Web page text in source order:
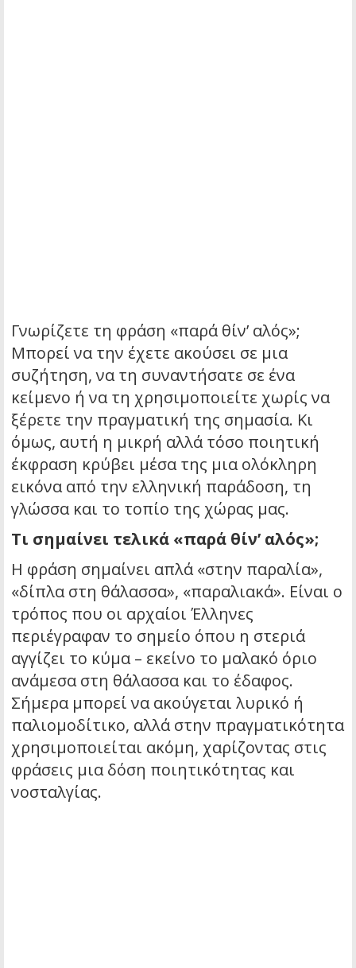
Γνωρίζετε τη φράση «παρά θίν’ αλός»;
Μπορεί να την έχετε ακούσει σε μια
συζήτηση, να τη συναντήσατε σε ένα
κείμενο ή να τη χρησιμοποιείτε χωρίς να
ξέρετε την πραγματική της σημασία. Κι
όμως, αυτή η μικρή αλλά τόσο ποιητική
έκφραση κρύβει μέσα της μια ολόκληρη
εικόνα από την ελληνική παράδοση, τη
γλώσσα και το τοπίο της χώρας μας.
Τι σημαίνει τελικά «παρά θίν’ αλός»;
Η φράση σημαίνει απλά «στην παραλία»,
«δίπλα στη θάλασσα», «παραλιακά». Είναι ο
τρόπος που οι αρχαίοι Έλληνες
περιέγραφαν το σημείο όπου η στεριά
αγγίζει το κύμα – εκείνο το μαλακό όριο
ανάμεσα στη θάλασσα και το έδαφος.
Σήμερα μπορεί να ακούγεται λυρικό ή
παλιομοδίτικο, αλλά στην πραγματικότητα
χρησιμοποιείται ακόμη, χαρίζοντας στις
φράσεις μια δόση ποιητικότητας και
νοσταλγίας.